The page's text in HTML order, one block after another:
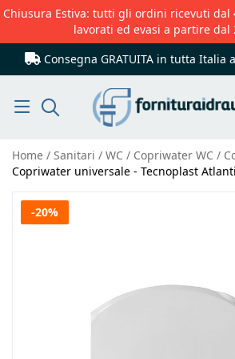
Chiusura Estiva: tutti gli ordini ricevuti dal
lavorati ed evasi a partire dal
Consegna GRATUITA in tutta Italia
Home Sanitari WC Copriwater WC
Copriwater universale - Tecnoplast
Vai
-20%